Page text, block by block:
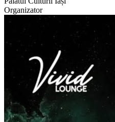
Organizator